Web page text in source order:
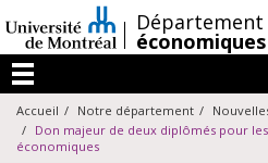
au
contenu
/Département
économiques
Menu
Accueil Notre département
Don majeur de deux diplômés pour
économiques